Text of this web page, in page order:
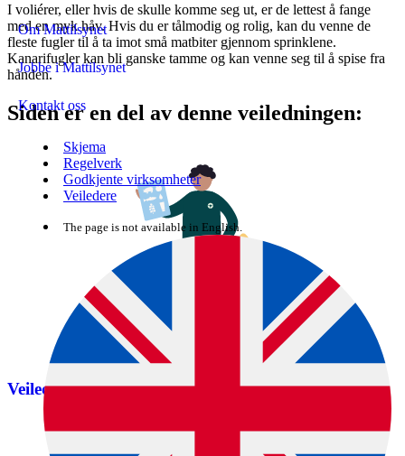
Om Mattilsynet
Jobbe i Mattilsynet
Kontakt oss
Skjema
Regelverk
Godkjente virksomheter
Veiledere
The page is not available in English.
I voliérer, eller hvis de skulle komme seg ut, er de lettest å fange
med en myk håv. Hvis du er tålmodig og rolig, kan du venne de
fleste fugler til å ta imot små matbiter gjennom sprinklene.
Kanarifugler kan bli ganske tamme og kan venne seg til å spise fra
hånden.
Siden er en del av denne veiledningen:
Veiledning om hold av finkefugler